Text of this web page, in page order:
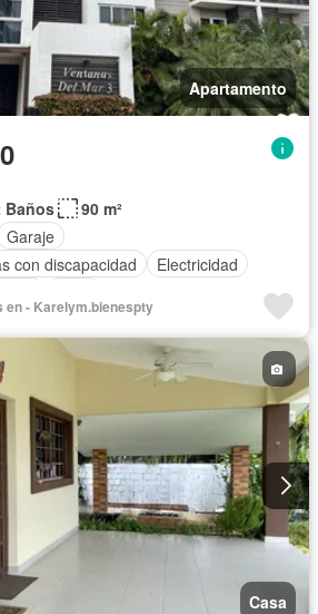
Apartamento
Baños
90 m²
Garaje
con discapacidad
Electricidad
en - Karelym.bienespty
Casa